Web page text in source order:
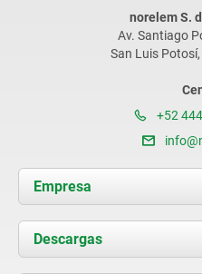
norelem S.
Av. Santiago
San Luis Potosí,
+52
Empresa
Acerca de nosotros
Novedades
Descargas